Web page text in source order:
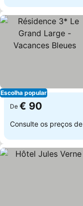
Escolha popular
De € 90
Consulte os preços de